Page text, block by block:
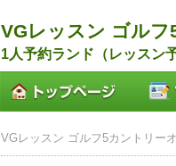
VGレッスン ゴル
1人予約ランド（レッスン予
VGレッスン ゴルフ5カントリー